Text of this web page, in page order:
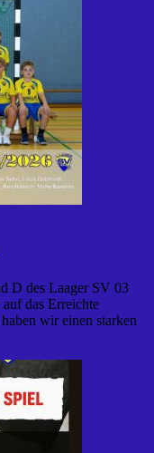
D des Laager SV 03
das Erreichte
wir einen starken